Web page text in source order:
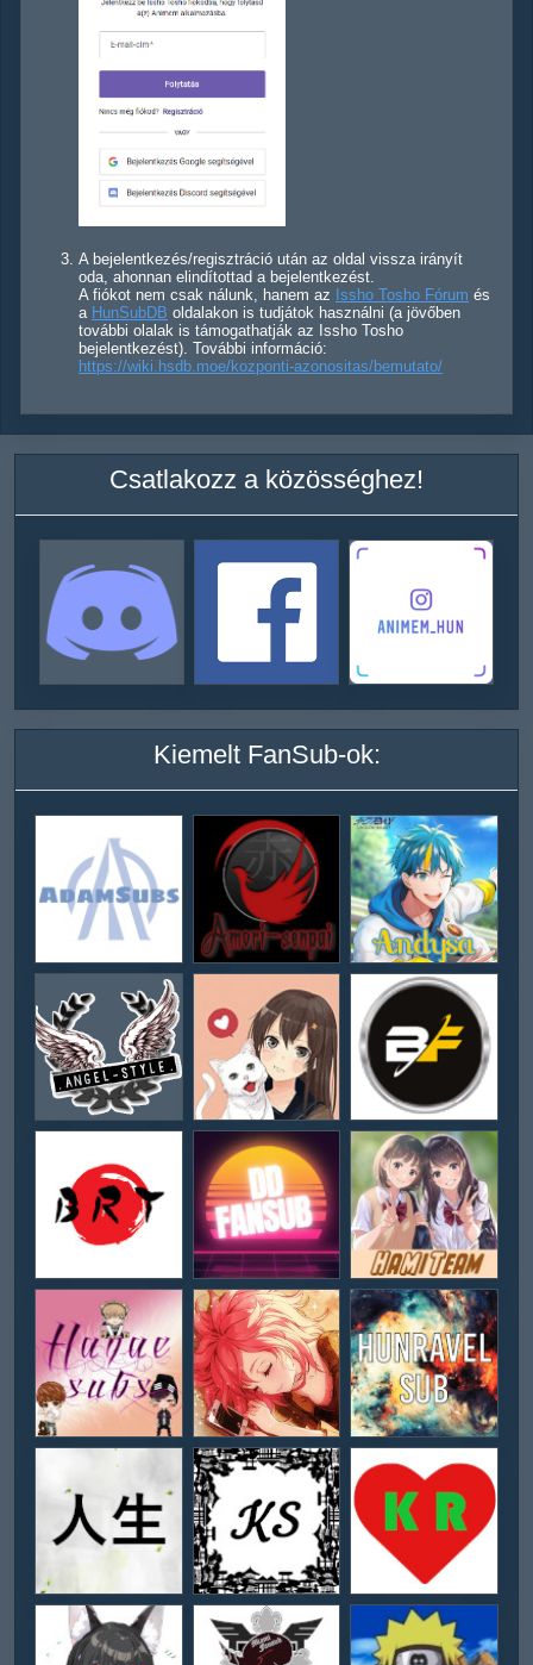
A bejelentkezés/regisztráció után az oldal vissza irányít
oda, ahonnan elindítottad a bejelentkezést.
A fiókot nem csak nálunk, hanem az Issho Tosho Fórum és
a HunSubDB oldalakon is tudjátok használni (a jövőben
további olalak is támogathatják az Issho Tosho
bejelentkezést). További információ:
https://wiki.hsdb.moe/kozponti-azonositas/bemutato/
Csatlakozz a közösséghez!
Kiemelt FanSub-ok: